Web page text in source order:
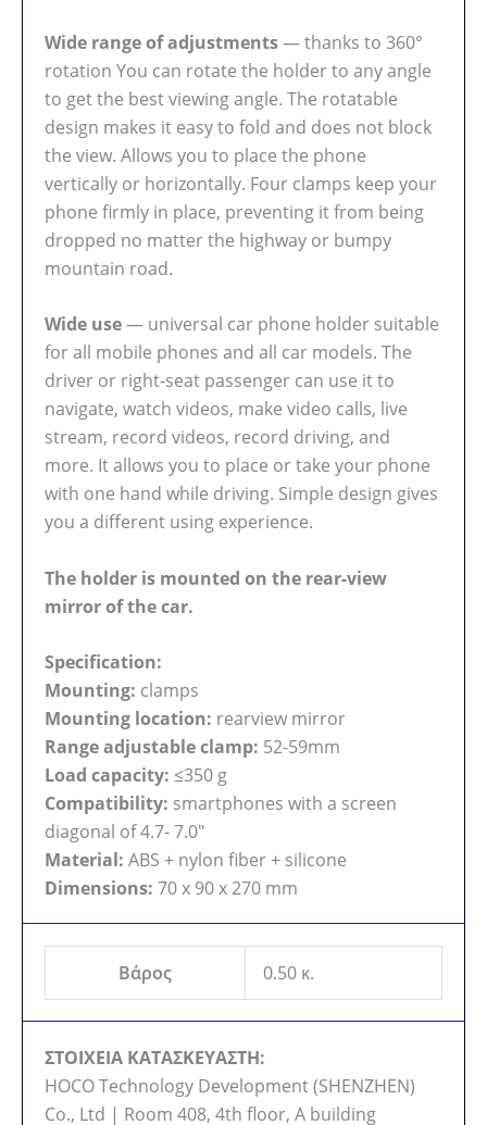
Wide range of adjustments— thanks to 360°
rotation You can rotate the holder to any angle
to get the best viewing angle. The rotatable
design makes it easy to fold and does not block
the view. Allows you to place the phone
vertically or horizontally. Four clamps keep your
phone firmly in place, preventing it from being
dropped no matter the highway or bumpy
mountain road.
Wide use— universal car phone holder suitable
for all mobile phones and all car models. The
driver or right-seat passenger can use it to
navigate, watch videos, make video calls, live
stream, record videos, record driving, and
more. It allows you to place or take your phone
with one hand while driving. Simple design gives
you a different using experience.
The holder is mounted on the rear-view
mirror of the car.
Specification:
Mounting: clamps
Mounting location: rearview mirror
Range adjustable clamp: 52-59mm
Load capacity: ≤350 g
Compatibility: smartphones with a screen
diagonal of 4.7- 7.0″
Material: ABS + nylon fiber + silicone
Dimensions: 70 x 90 x 270 mm
Βάρος 0.50 κ.
ΣΤΟΙΧΕΙΑ ΚΑΤΑΣΚΕΥΑΣΤΗ:
HOCO Technology Development (SHENZHEN)
Co., Ltd | Room 408, 4th floor, A building